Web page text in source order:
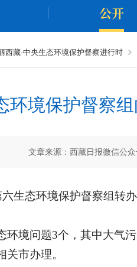
公开
西藏·中央生态环境保护督察进行时
环境保护督察
文章来源：西藏日报微信公
生态环境保护督察组转
境问题3个，其中大气
市办理。